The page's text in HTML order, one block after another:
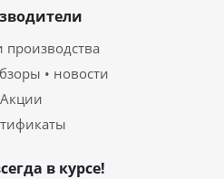
• новости
Акции
в курсе!